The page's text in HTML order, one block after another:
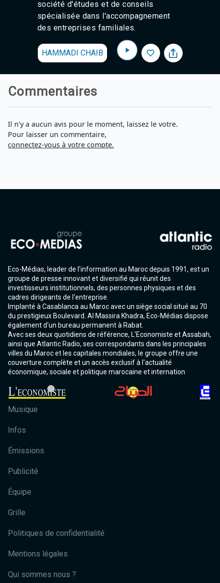
société d'études et de conseils
spécialisée dans l'accompagnement
des entreprises familiales.
HAMMADI CHAIB
Commentaires
Il n'y a aucun avis pour le moment, laissez le votre.
Pour laisser un commentaire,
connectez-vous à votre compte.
Eco-Médias, leader de l'information au Maroc depuis 1991, est un
groupe de presse innovant et diversifié qui réunit des
investisseurs institutionnels, des personnes physiques et des
cadres dirigeants de l'entreprise.
Implanté à Casablanca au Maroc avec un siège social situé au 70
du prestigieux Boulevard. Al Massira Khadra, Eco-Médias dispose
également d'un bureau permanent à Rabat.
Avec ses deux quotidiens de référence, L'Economiste et Assabah,
ainsi que Atlantic Radio, ses correspondants dans les principales
villes du Maroc et les capitales mondiales, le groupe offre une
couverture complète et un accès exclusif à l'actualité
économique, sociale et politique marocaine et internation
Musique
Infos
Émissions
Publicité
Équipe
Grille
Politiques de confidentialité
Mentions légales
Qui sommes nous ?